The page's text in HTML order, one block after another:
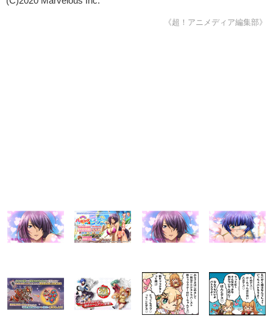
《超！アニメディア編集部》